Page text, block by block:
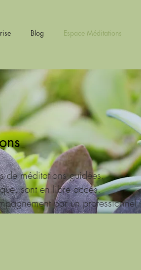
Blog Espace Méditations
de méditations guidées.
sont en libre accès.
par un professionnel